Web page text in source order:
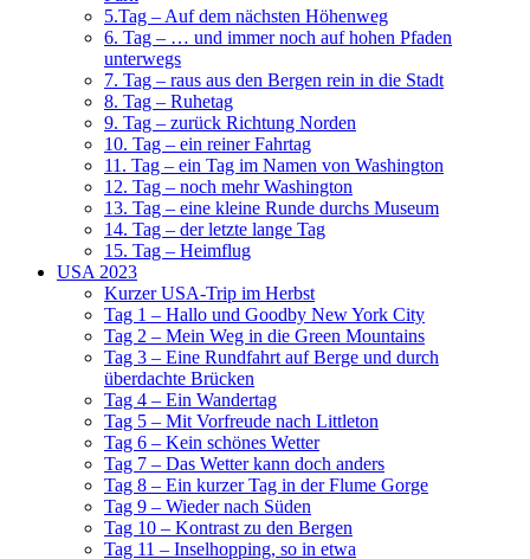
5.Tag – Auf dem nächsten Höhenweg
6. Tag – … und immer noch auf hohen Pfaden
unterwegs
7. Tag – raus aus den Bergen rein in die Stadt
8. Tag – Ruhetag
9. Tag – zurück Richtung Norden
10. Tag – ein reiner Fahrtag
11. Tag – ein Tag im Namen von Washington
12. Tag – noch mehr Washington
13. Tag – eine kleine Runde durchs Museum
14. Tag – der letzte lange Tag
15. Tag – Heimflug
USA 2023
Kurzer USA-Trip im Herbst
Tag 1 – Hallo und Goodby New York City
Tag 2 – Mein Weg in die Green Mountains
Tag 3 – Eine Rundfahrt auf Berge und durch
überdachte Brücken
Tag 4 – Ein Wandertag
Tag 5 – Mit Vorfreude nach Littleton
Tag 6 – Kein schönes Wetter
Tag 7 – Das Wetter kann doch anders
Tag 8 – Ein kurzer Tag in der Flume Gorge
Tag 9 – Wieder nach Süden
Tag 10 – Kontrast zu den Bergen
Tag 11 – Inselhopping, so in etwa